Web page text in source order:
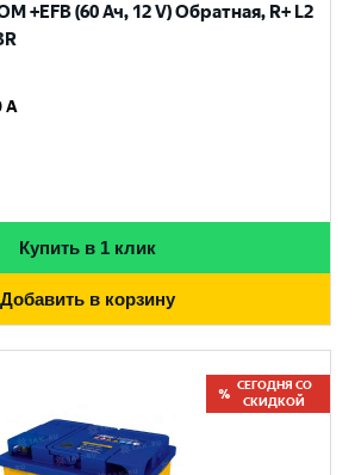
+EFB (60 Ач, 12 V) Обратная, R+ L2
A
Купить в 1 клик
Добавить в корзину
СЕГОДНЯ СО
СКИДКОЙ